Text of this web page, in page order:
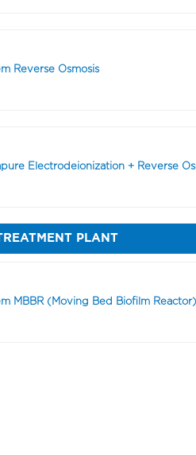
Reverse Osmosis
Electrodeionization + Reverse
PLANT
MBBR (Moving Bed Biofilm Reactor)